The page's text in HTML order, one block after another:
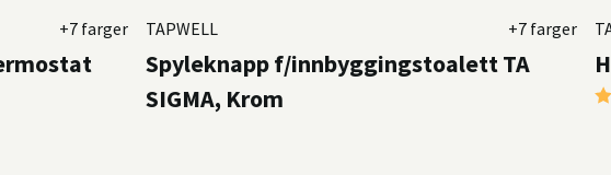
+7 farger
Spyleknapp f/innbyggingstoalett TA
SIGMA, Krom
TAPWELL +7 farger